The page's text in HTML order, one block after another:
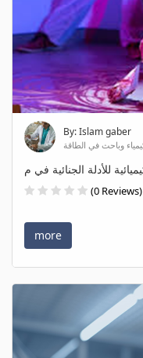
By: Islam gaber
(0 Reviews)
more